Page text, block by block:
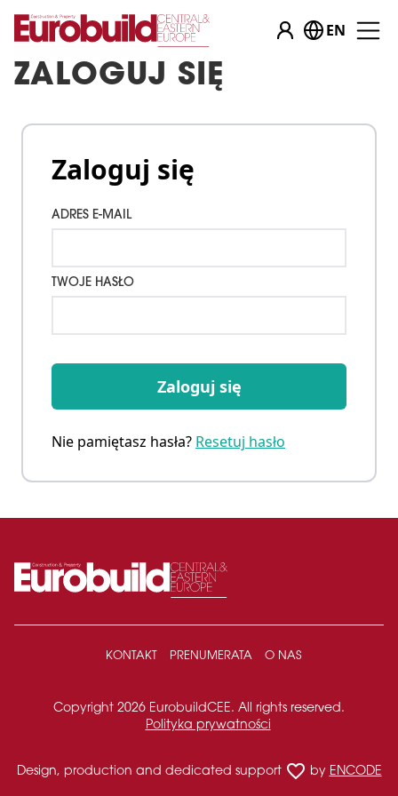
EN
ZALOGUJ SIĘ
Zaloguj się
ADRES E-MAIL
TWOJE HASŁO
Zaloguj się
Nie pamiętasz hasła? Resetuj hasło
KONTAKT PRENUMERATA O NAS
Copyright 2026 EurobuildCEE. All rights reserved.
Polityka prywatności
Design, production and dedicated support favorite_border by ENCODE